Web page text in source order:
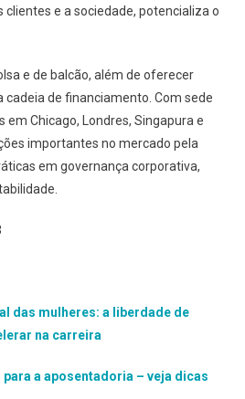
clientes e a sociedade, potencializa o
e de balcão, além de oferecer
cadeia de financiamento. Com sede
em Chicago, Londres, Singapura e
importantes no mercado pela
em governança corporativa,
das mulheres: a liberdade de
na carreira
a aposentadoria – veja dicas